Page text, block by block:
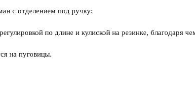
с отделением под ручку;
по длине и кулиской на резинке, благодаря
на пуговицы.